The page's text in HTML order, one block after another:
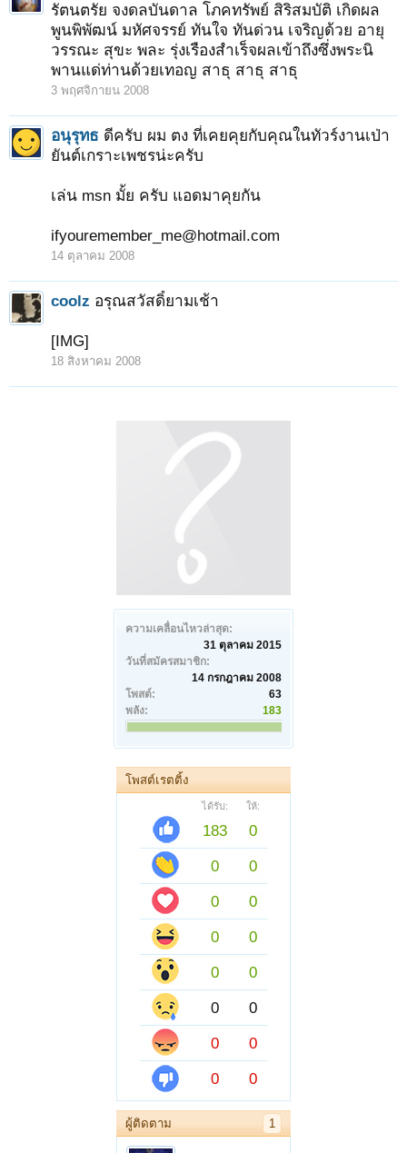
ความเคลื่อนไหวล่าสุด:
31 ตุลาคม 2015
วันที่สมัครสมาชิก:
14 กรกฎาคม 2008
โพสต์:
63
พลัง:
183
โพสต์เรตติ้ง
ได้รับ: ให้:
183
0
0
0
0
0
0
0
0
0
0
0
0
0
0
0
ผู้ติดตาม 1
รัตนตรัย จงดลบันดาล โภคทรัพย์ สิริสมบัติ เกิดผล
พูนพิพัฒน์ มหัศจรรย์ ทันใจ ทันด่วน เจริญด้วย อายุ
วรรณะ สุขะ พละ รุ่งเรืองสำเร็จผลเข้าถึงซึ่งพระนิ
พานแด่ท่านด้วยเทอญ สาธุ สาธุ สาธุ
3 พฤศจิกายน 2008
อนุรุทธ ดีครับ ผม ตง ที่เคยคุยกับคุณในทัวร์งานเป่า
ยันต์เกราะเพชรน่ะครับ
เล่น msn มั้ย ครับ แอดมาคุยกัน
ifyouremember_me@hotmail.com
14 ตุลาคม 2008
coolz อรุณสวัสดิ์ยามเช้า
[IMG]
18 สิงหาคม 2008